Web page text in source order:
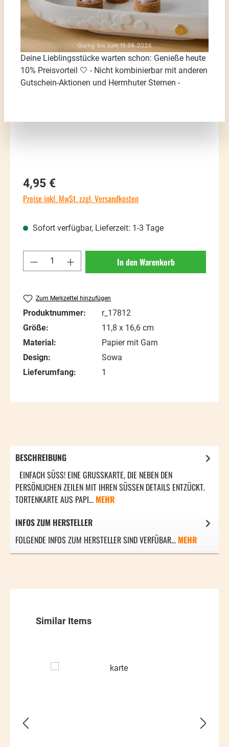
Bildergalerie überspringen
Regulärer Preis:
4,95 €
Preise inkl. MwSt. zzgl. Versandkosten
Sofort verfügbar, Lieferzeit: 1-3 Tage
Produkt Anzahl: Gib den gewünschten
In den Warenkorb
Zum Merkzettel hinzufügen
Produktnummer:
r_17812
Größe:
11,8 x 16,6 cm
Material:
Papier mit Garn
Design:
Sowa
Lieferumfang:
1
BESCHREIBUNG
EINFACH SÜSS! EINE GRUSSKARTE, DIE NEBEN DEN PE
RSÖNLICHEN ZEILEN MIT IHREN SÜSSEN DETAILS ENTZÜCKT. TOR
TENKARTE AUS PAPI… MEHR
INFOS ZUM HERSTELLER
FOLGENDE INFOS ZUM HERSTELLER SIND VERFÜBAR... MEHR
Produktgalerie überspringen
Similar Items
Deine Lieblingsstücke warten schon: Genieße heute
10% Preisvorteil 🤍 - Nicht kombinierbar mit anderen
Gutschein-Aktionen und Herrnhuter Sternen -